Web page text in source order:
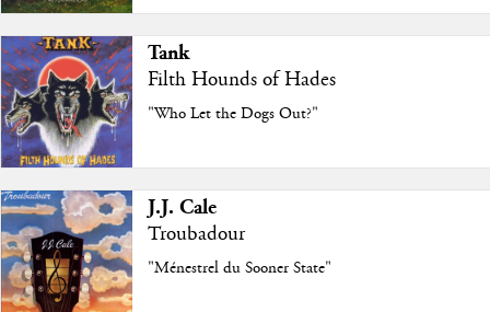
Tank
Filth Hounds of Hades
"Who Let the Dogs Out?"
J.J. Cale
Troubadour
"Ménestrel du Sooner State"